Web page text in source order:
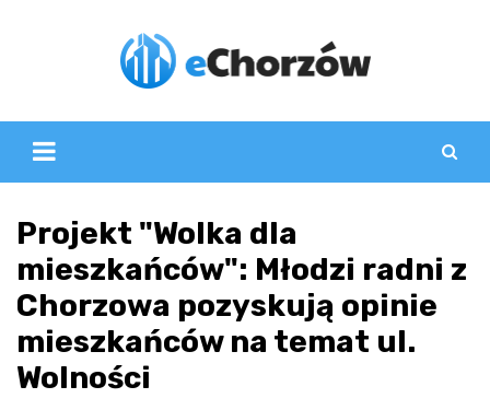
Projekt "Wolka dla
mieszkańców": Młodzi radni z
Chorzowa pozyskują opinie
mieszkańców na temat ul.
Wolności